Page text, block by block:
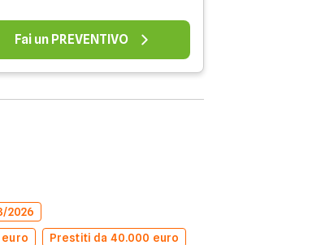
Fai un PREVENTIVO
2026
Prestiti da 40.000 euro